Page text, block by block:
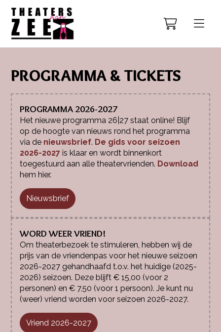
PROGRAMMA & TICKETS
PROGRAMMA 2026-2027
Het nieuwe programma 26|27 staat online! Blijf
op de hoogte van nieuws rond het programma
via de nieuwsbrief. De gids voor seizoen
2026-2027 is klaar en wordt binnenkort
toegestuurd aan alle theatervrienden. Download
hem hier.
Nieuwsbrief
WORD WEER VRIEND!
Om theaterbezoek te stimuleren, hebben wij de
prijs van de vriendenpas voor het nieuwe seizoen
2026-2027 gehandhaafd t.o.v. het huidige (2025-
2026) seizoen. Deze blijft € 15,00 (voor 2
personen) en € 7,50 (voor 1 persoon). Je kunt nu
(weer) vriend worden voor seizoen 2026-2027.
Vriend 2026-2027